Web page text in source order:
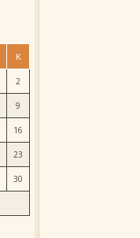
Κ
2
9
16
23
30